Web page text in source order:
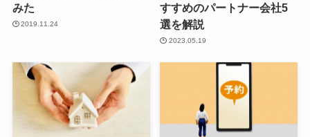
みた
2019.11.24
すすめのパートナー会社5
選を解説
2023.05.19